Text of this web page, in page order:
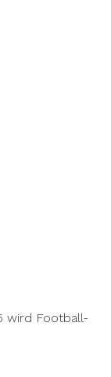
wird Football-